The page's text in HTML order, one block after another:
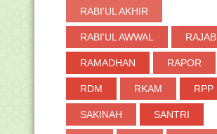
RABI'UL AKHIR
RABI'UL AWWAL RAJAB
RAMADHAN RAPOR
RDM RKAM RPP
SAKINAH SANTRI